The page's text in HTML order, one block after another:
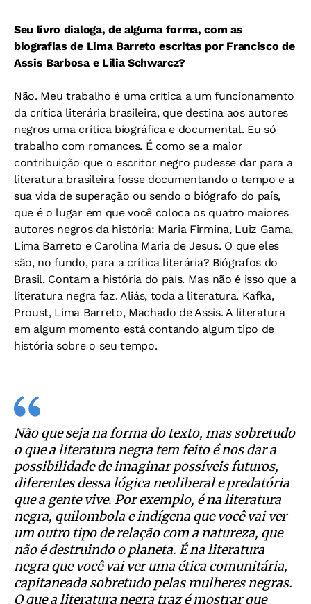
Seu livro dialoga, de alguma forma, com as
biografias de Lima Barreto escritas por Francisco de
Assis Barbosa e Lilia Schwarcz?
Não. Meu trabalho é uma crítica a um funcionamento
da crítica literária brasileira, que destina aos autores
negros uma crítica biográfica e documental. Eu só
trabalho com romances. É como se a maior
contribuição que o escritor negro pudesse dar para a
literatura brasileira fosse documentando o tempo e a
sua vida de superação ou sendo o biógrafo do país,
que é o lugar em que você coloca os quatro maiores
autores negros da história: Maria Firmina, Luiz Gama,
Lima Barreto e Carolina Maria de Jesus. O que eles
são, no fundo, para a crítica literária? Biógrafos do
Brasil. Contam a história do país. Mas não é isso que a
literatura negra faz. Aliás, toda a literatura. Kafka,
Proust, Lima Barreto, Machado de Assis. A literatura
em algum momento está contando algum tipo de
história sobre o seu tempo.
Não que seja na forma do texto, mas sobretudo
o que a literatura negra tem feito é nos dar a
possibilidade de imaginar possíveis futuros,
diferentes dessa lógica neoliberal e predatória
que a gente vive. Por exemplo, é na literatura
negra, quilombola e indígena que você vai ver
um outro tipo de relação com a natureza, que
não é destruindo o planeta. É na literatura
negra que você vai ver uma ética comunitária,
capitaneada sobretudo pelas mulheres negras.
O que a literatura negra traz é mostrar que